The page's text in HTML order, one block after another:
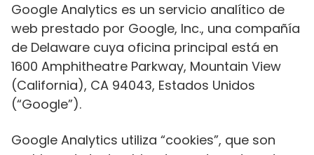
Google Analytics es un servicio analítico de
web prestado por Google, Inc., una compañía
de Delaware cuya oficina principal está en
1600 Amphitheatre Parkway, Mountain View
(California), CA 94043, Estados Unidos
(“Google”).
Google Analytics utiliza “cookies”, que son